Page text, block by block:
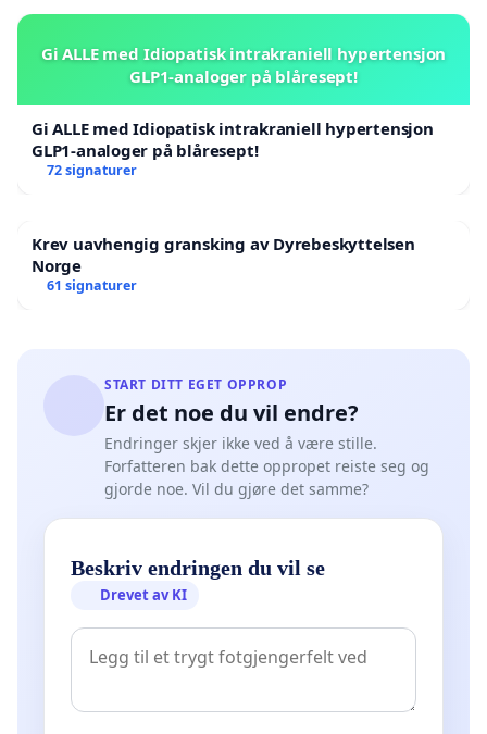
Gi ALLE med Idiopatisk intrakraniell hypertensjon
GLP1-analoger på blåresept!
Gi ALLE med Idiopatisk intrakraniell hypertensjon
GLP1-analoger på blåresept!
72 signaturer
Krev uavhengig gransking av Dyrebeskyttelsen
Norge
61 signaturer
START DITT EGET OPPROP
Er det noe du vil endre?
Endringer skjer ikke ved å være stille.
Forfatteren bak dette oppropet reiste seg og
gjorde noe. Vil du gjøre det samme?
Beskriv endringen du vil se
Drevet av KI